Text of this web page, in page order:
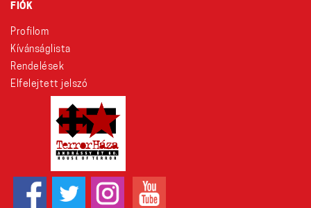
FIÓK
Profilom
Kívánságlista
Rendelések
Elfelejtett jelszó